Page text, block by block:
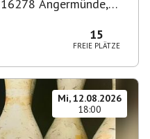
Angermünde,
15
FREIE PLÄTZE
Mi, 12.08.2026
18:00